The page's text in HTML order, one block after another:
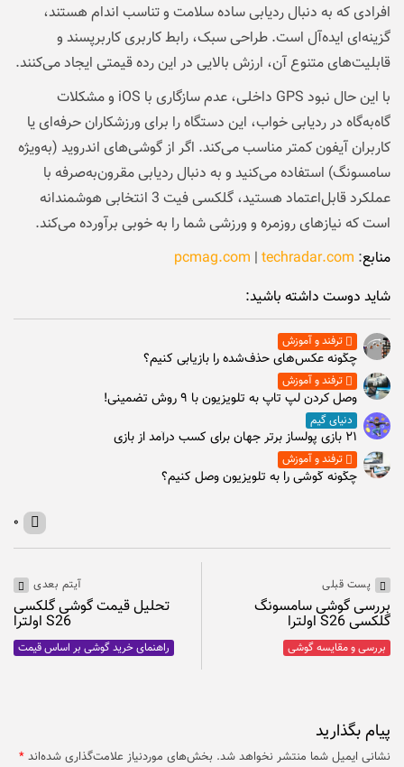
افرادی که به دنبال ردیابی ساده سلامت و تناسب اندام هستند،
گزینه‌ای ایده‌آل است. طراحی سبک، رابط کاربری کاربرپسند و
قابلیت‌های متنوع آن، ارزش بالایی در این رده قیمتی ایجاد می‌کنند.
با این حال نبود GPS داخلی، عدم سازگاری با iOS و مشکلات
گاه‌به‌گاه در ردیابی خواب، این دستگاه را برای ورزشکاران حرفه‌ای یا
کاربران آیفون کمتر مناسب می‌کند. اگر از گوشی‌های اندروید (به‌ویژه
سامسونگ) استفاده می‌کنید و به دنبال ردیابی مقرون‌به‌صرفه با
عملکرد قابل‌اعتماد هستید، گلکسی فیت 3 انتخابی هوشمندانه
است که نیازهای روزمره و ورزشی شما را به خوبی برآورده می‌کند.
منابع:
pcmag.com | techradar.com
شاید دوست داشته باشید:
ترفند و آموزش
چگونه عکس‌های حذف‌شده را بازیابی کنیم؟
ترفند و آموزش
وصل كردن لپ تاپ به تلويزيون با ۹ روش تضمینی!
دنیای گیم
۲۱ بازی پولساز برتر جهان برای کسب درآمد از بازی
ترفند و آموزش
چگونه گوشی را به تلویزیون وصل کنیم؟
۰
پست قبلی
بررسی گوشی سامسونگ
گلکسی S26 اولترا
بررسی و مقایسه گوشی
آیتم بعدی
تحلیل قیمت گوشی گلکسی
S26 اولترا
راهنمای خرید گوشی بر اساس قیمت
پیام بگذارید
نشانی ایمیل شما منتشر نخواهد شد. بخش‌های موردنیاز علامت‌گذاری شده‌اند *